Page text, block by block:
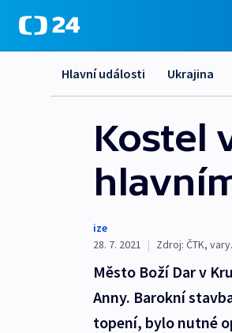
Hlavní události Ukrajina
Kostel
ize
28. 7. 2021 | Zdroj: ČTK,
Město Boží Dar v
Anny. Barokní
topení, bylo nutné